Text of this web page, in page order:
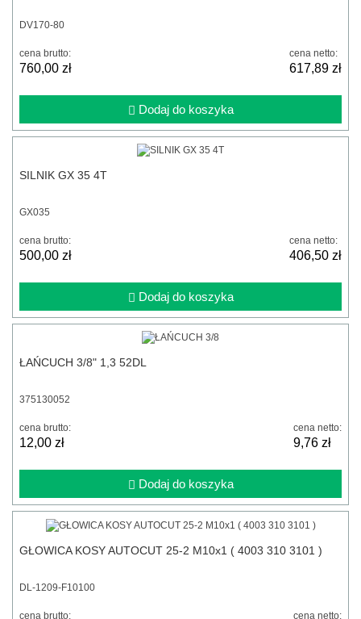
DV170-80
cena brutto:
760,00 zł
cena netto:
617,89 zł
Dodaj do koszyka
SILNIK GX 35 4T
GX035
cena brutto:
500,00 zł
cena netto:
406,50 zł
Dodaj do koszyka
ŁAŃCUCH 3/8" 1,3 52DL
375130052
cena brutto:
12,00 zł
cena netto:
9,76 zł
Dodaj do koszyka
GŁOWICA KOSY AUTOCUT 25-2 M10x1 ( 4003 310 3101 )
DL-1209-F10100
cena brutto: cena netto: